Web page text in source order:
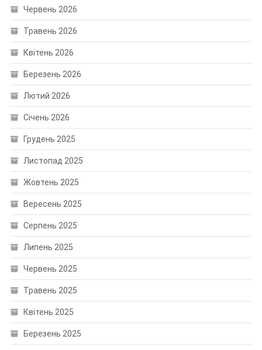
Червень 2026
Травень 2026
Квітень 2026
Березень 2026
Лютий 2026
Січень 2026
Грудень 2025
Листопад 2025
Жовтень 2025
Вересень 2025
Серпень 2025
Липень 2025
Червень 2025
Травень 2025
Квітень 2025
Березень 2025